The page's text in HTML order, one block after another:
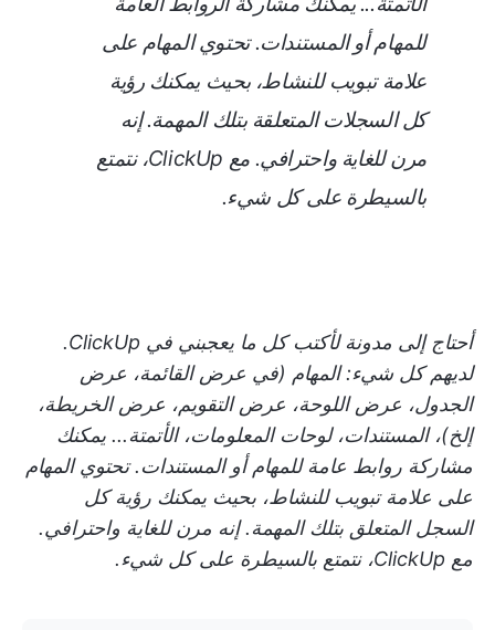
للمهام أو المستندات. تحتوي المهام على
علامة تبويب للنشاط، بحيث يمكنك رؤية
كل السجلات المتعلقة بتلك المهمة. إنه
مرن للغاية واحترافي. مع ClickUp، نتمتع
بالسيطرة على كل شيء.
أحتاج إلى مدونة لأكتب كل ما يعجبني في ClickUp.
لديهم كل شيء: المهام (في عرض القائمة، عرض
الجدول، عرض اللوحة، عرض التقويم، عرض الخريطة،
إلخ)، المستندات، لوحات المعلومات، الأتمتة... يمكنك
مشاركة روابط عامة للمهام أو المستندات. تحتوي المهام
على علامة تبويب للنشاط، بحيث يمكنك رؤية كل
السجل المتعلق بتلك المهمة. إنه مرن للغاية واحترافي.
مع ClickUp، نتمتع بالسيطرة على كل شيء.